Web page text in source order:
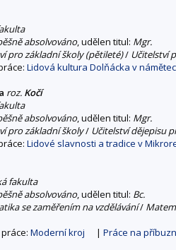
absolvováno, udělen titul: Mgr.
pro základní školy (pětileté)/ Učitelství
Lidová kultura Dolňácka v
roz. Kočí
absolvováno, udělen titul: Mgr.
pro základní školy/ Učitelství dějepisu
Lidové slavnosti a tradice v
fakulta
absolvováno, udělen titul: Bc.
se zaměřením na vzdělávání/
Moderní kroj | Práce na